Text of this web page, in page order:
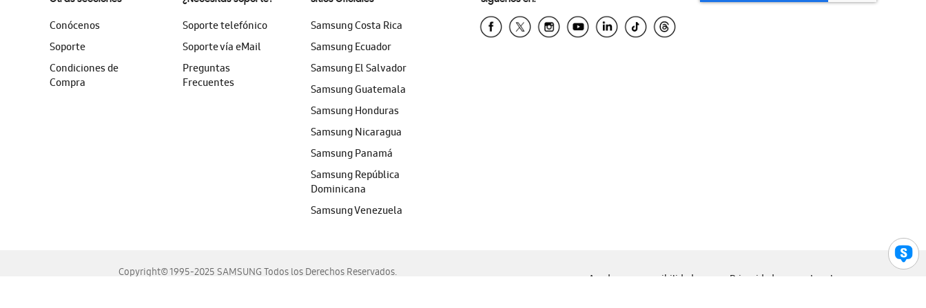
Conócenos
Soporte
Condiciones de
Compra
Soporte telefónico
Soporte vía eMail
Preguntas
Frecuentes
Samsung Costa Rica
Samsung Ecuador
Samsung El Salvador
Samsung Guatemala
Samsung Honduras
Samsung Nicaragua
Samsung Panamá
Samsung República
Dominicana
Samsung Venezuela
Copyright© 1995-2025 SAMSUNG Todos los Derechos Reservados.
Ayuda para accesibilidad Privacidad Legal